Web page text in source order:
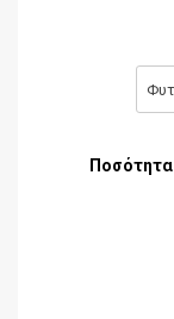
Ποσότητα